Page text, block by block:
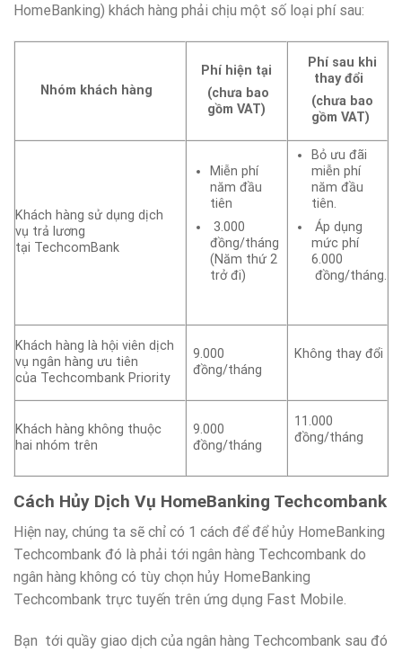
HomeBanking) khách hàng phải chịu một số loại phí sau:
Nhóm khách hàng
Phí hiện tại
(chưa bao
gồm VAT)
Phí sau khi
thay đổi
(chưa bao
gồm VAT)
Khách hàng sử dụng dịch
vụ trả lương
tại TechcomBank
Miễn phí
năm đầu
tiên
3.000
đồng/tháng
(Năm thứ 2
trở đi)
Bỏ ưu đãi
miễn phí
năm đầu
tiên.
Áp dụng
mức phí
6.000
đồng/tháng.
Khách hàng là hội viên dịch
vụ ngân hàng ưu tiên
của Techcombank Priority
9.000
đồng/tháng
Không thay đổi
Khách hàng không thuộc
hai nhóm trên
9.000
đồng/tháng
11.000
đồng/tháng
Cách Hủy Dịch Vụ HomeBanking Techcombank
Hiện nay, chúng ta sẽ chỉ có 1 cách để để hủy HomeBanking
Techcombank đó là phải tới ngân hàng Techcombank do
ngân hàng không có tùy chọn hủy HomeBanking
Techcombank trực tuyến trên ứng dụng Fast Mobile.
Bạn tới quầy giao dịch của ngân hàng Techcombank sau đó